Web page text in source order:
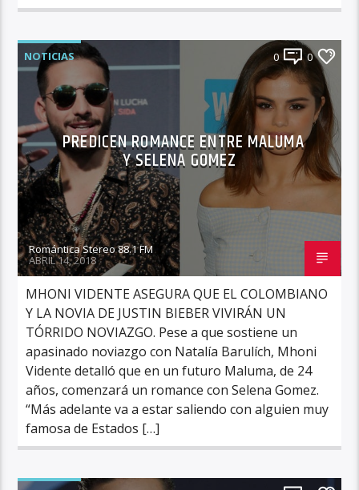
NOTICIAS 0 0
PREDICEN ROMANCE ENTRE MALUMA
Y SELENA GOMEZ
Romántica Stereo 88.1 FM
ABRIL 14, 2018
MHONI VIDENTE ASEGURA QUE EL COLOMBIANO
Y LA NOVIA DE JUSTIN BIEBER VIVIRÁN UN
TÓRRIDO NOVIAZGO. Pese a que sostiene un
apasinado noviazgo con Natalía Barulích, Mhoni
Vidente detalló que en un futuro Maluma, de 24
años, comenzará un romance con Selena Gomez.
“Más adelante va a estar saliendo con alguien muy
famosa de Estados […]